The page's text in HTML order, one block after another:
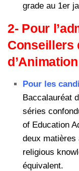
grade au 1er
2- Pour
Conseillers
Pour les
Baccalauréat
séries
of Education
deux matières
religious
équivalent.